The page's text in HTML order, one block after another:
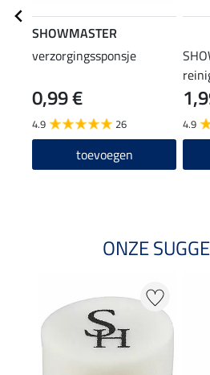
SHOWMASTER
verzorgingssponsje
0,99 €
4.9 26
toevoegen
4.9
ONZE